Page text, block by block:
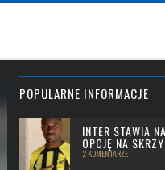
POPULARNE INFORMACJE
INTER STAWIA
OPCJĘ NA
2 KOMENTARZE